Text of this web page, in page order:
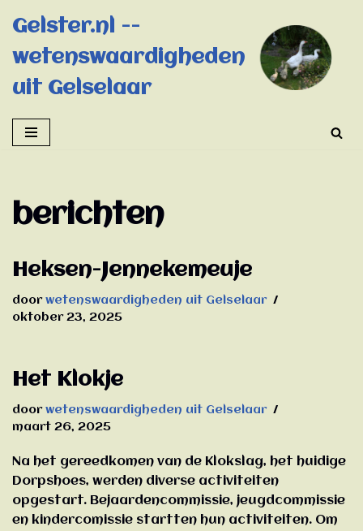
naar
de
Gelster.nl --
wetenswaardigheden
uit Gelselaar
berichten
Heksen-Jennekemeuje
door wetenswaardigheden uit Gelselaar
oktober 23, 2025
Het Klokje
door wetenswaardigheden uit Gelselaar
maart 26, 2025
Na het gereedkomen van de Klokslag, het huidige
Dorpshoes, werden diverse activiteiten
opgestart. Bejaardencommissie, jeugdcommissie
en kindercomissie startten hun activiteiten. Om